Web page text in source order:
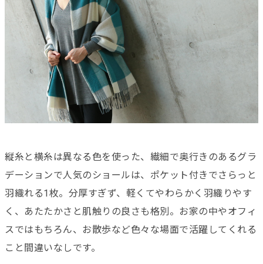
縦糸と横糸は異なる色を使った、繊細で奥行きのあるグラ
デーションで人気のショールは、ポケット付きでさらっと
羽織れる1枚。分厚すぎず、軽くてやわらかく羽織りやす
く、あたたかさと肌触りの良さも格別。お家の中やオフィ
スではもちろん、お散歩など色々な場面で活躍してくれる
こと間違いなしです。